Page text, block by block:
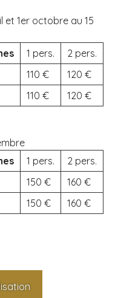
et 1er octobre au 15
1 pers.
2 pers.
110
120
110 120
1 pers.
2 pers.
150
160
150 160